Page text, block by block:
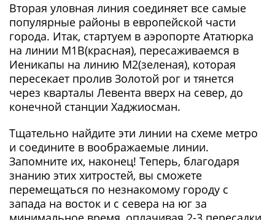
Вторая уловная линия соединяет все самые
популярные районы в европейской части
города. Итак, стартуем в аэропорте Ататюрка
на линии М1В(красная), пересаживаемся в
Иеникапы на линию М2(зеленая), которая
пересекает пролив Золотой рог и тянется
через кварталы Левента вверх на север, до
конечной станции Хаджиосман.
Тщательно найдите эти линии на схеме метро
и соедините в воображаемые линии.
Запомните их, наконец! Теперь, благодаря
знанию этих хитростей, вы сможете
перемещаться по незнакомому городу с
запада на восток и с севера на юг за